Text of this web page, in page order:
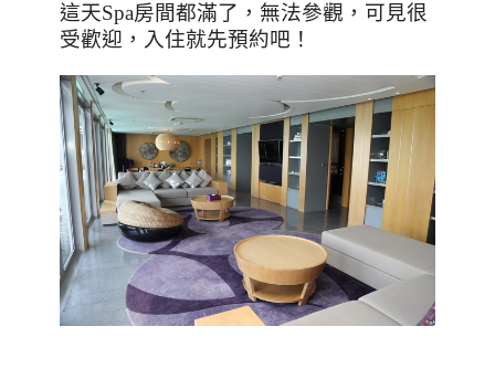
這天Spa房間都滿了，無法參觀，可見很
受歡迎，入住就先預約吧！